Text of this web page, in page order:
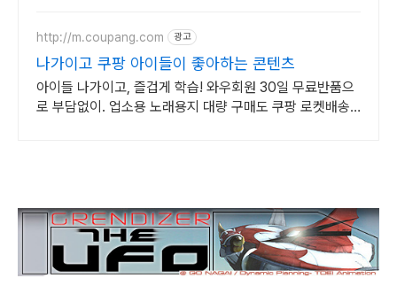
드
http://m.coupang.com 광고
나가이고 쿠팡 아이들이 좋아하는 콘텐츠
아이들 나가이고, 즐겁게 학습! 와우회원 30일 무료반품으
로 부담없이. 업소용 노래용지 대량 구매도 쿠팡 로켓배송